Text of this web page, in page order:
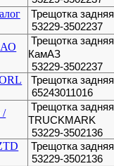
Трещотка
53229-3502237
Трещотка
КамАЗ
53229-3502237
Трещотка
65243011016
Трещотка
TRUCKMARK
53229-3502136
Трещотка
53229-3502136